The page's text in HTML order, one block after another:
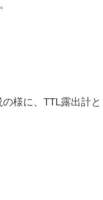
様に、TTL露出計と